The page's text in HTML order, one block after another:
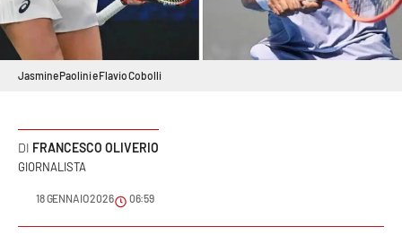
Sport
Cultura
Meteo
Editoriali
Jasmine Paolini e Flavio Cobolli
FRANCESCO OLIVERIO
GIORNALISTA
18 GENNAIO 2026 06:59